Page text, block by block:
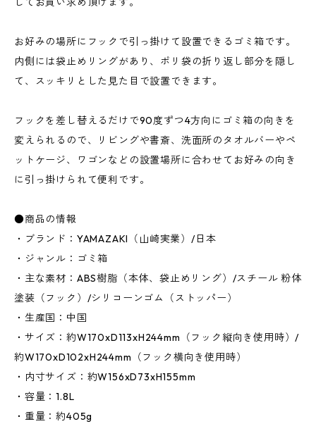
お好みの場所にフックで引っ掛けて設置できるゴミ箱です。
内側には袋止めリングがあり、ポリ袋の折り返し部分を隠し
て、スッキリとした見た目で設置できます。
フックを差し替えるだけで90度ずつ4方向にゴミ箱の向きを
変えられるので、リビングや書斎、洗面所のタオルバーやペ
ットケージ、ワゴンなどの設置場所に合わせてお好みの向き
に引っ掛けられて便利です。
●商品の情報
・ブランド：YAMAZAKI（山崎実業）/日本
・ジャンル：ゴミ箱
・主な素材：ABS樹脂（本体、袋止めリング）/スチール 粉体
塗装（フック）/シリコーンゴム（ストッパー）
・生産国：中国
・サイズ：約W170xD113xH244mm（フック縦向き使用時）/
約W170xD102xH244mm（フック横向き使用時）
・内寸サイズ：約W156xD73xH155mm
・容量：1.8L
・重量：約405g